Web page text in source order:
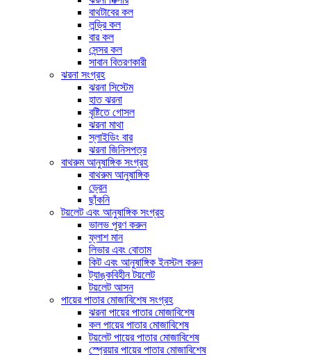
বাথটাবের কল
লন্ড্রি কল
বার কল
সেন্সর কল
সাবান বিতরণকারী
ঝরনা সংগ্রহ
ঝরনা সিস্টেম
হাত ঝরনা
বৃষ্টিতে গোসল
ঝরনা মাথা
স্লাইডিং বার
ঝরনা জিনিসপত্র
বাথরুম আনুষাঙ্গিক সংগ্রহ
বাথরুম আনুষাঙ্গিক
ড্রেন
ছাঁকনি
টয়লেট এবং আনুষাঙ্গিক সংগ্রহ
ভালভ পূরণ করুন
ফ্লাশ মান
লিভার এবং বোতাম
কিট এবং আনুষাঙ্গিক ইনস্টল করুন
ট্যাঙ্কবিহীন টয়লেট
টয়লেট আসন
পায়ের পাতার মোজাবিশেষ সংগ্রহ
ঝরনা পায়ের পাতার মোজাবিশেষ
কল পায়ের পাতার মোজাবিশেষ
টয়লেট পায়ের পাতার মোজাবিশেষ
স্প্রেয়ার পায়ের পাতার মোজাবিশেষ